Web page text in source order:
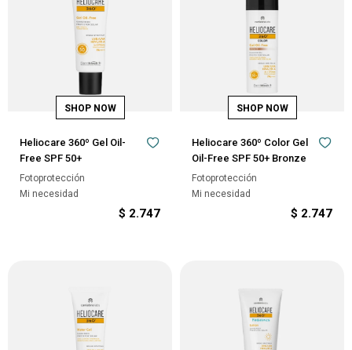
Heliocare 360º Gel Oil-
Free SPF 50+
Fotoprotección
Mi necesidad
$ 2.747
Heliocare 360º Color Gel
Oil-Free SPF 50+ Bronze
Fotoprotección
Mi necesidad
$ 2.747